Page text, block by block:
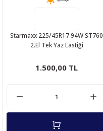
Starmaxx 225/45R17 94W ST760
2.El Tek Yaz Lastiği
1.500,00 TL